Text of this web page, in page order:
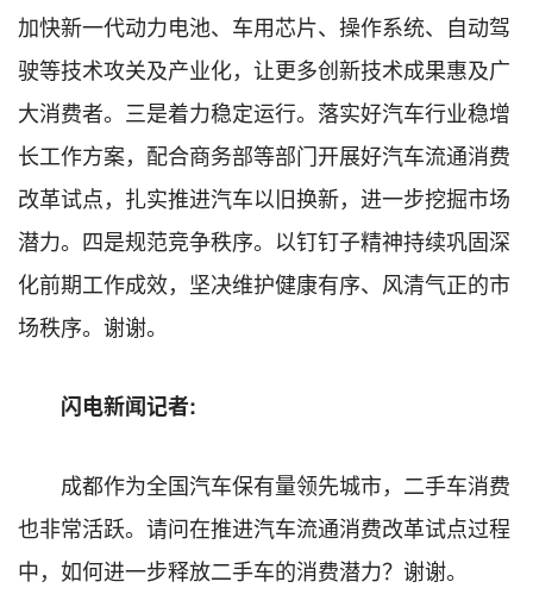
加快新一代动力电池、车用芯片、操作系统、自动驾
驶等技术攻关及产业化，让更多创新技术成果惠及广
大消费者。三是着力稳定运行。落实好汽车行业稳增
长工作方案，配合商务部等部门开展好汽车流通消费
改革试点，扎实推进汽车以旧换新，进一步挖掘市场
潜力。四是规范竞争秩序。以钉钉子精神持续巩固深
化前期工作成效，坚决维护健康有序、风清气正的市
场秩序。谢谢。
闪电新闻记者:
成都作为全国汽车保有量领先城市，二手车消费
也非常活跃。请问在推进汽车流通消费改革试点过程
中，如何进一步释放二手车的消费潜力？谢谢。